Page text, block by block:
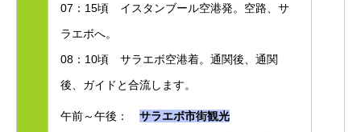
07：15頃 イスタンブール空港発。空路、サ
ラエボへ。
08：10頃 サラエボ空港着。通関後、通関
後、ガイドと合流します。
午前～午後： サラエボ市街観光